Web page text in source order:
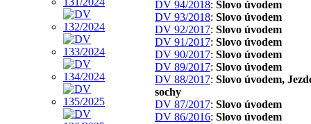
DV 94/2018: Slovo úvodem
DV 93/2018: Slovo úvodem
DV 92/2017: Slovo úvodem
DV 91/2017: Slovo úvodem
DV 90/2017: Slovo úvodem
DV 89/2017: Slovo úvodem
DV 88/2017: Slovo úvodem,
sochy
DV 87/2017: Slovo úvodem
DV 86/2016: Slovo úvodem